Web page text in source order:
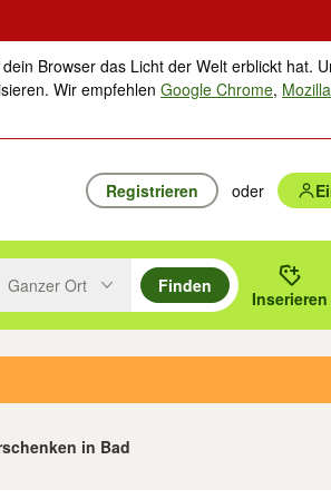
Browser das Licht der Welt erblickt hat.
Wir empfehlenGoogle Chrome,
Registrieren oder
oben/unten durchsuchen und mit
drücken um zu suchen, oder
Ganzer Ort
Finden
Inserieren
in Bad